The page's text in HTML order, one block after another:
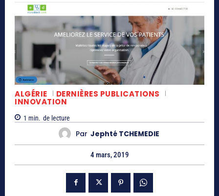
ALGÉRIE DERNIÈRES PUBLICATIONS
INNOVATION
1 min. de lecture
Par Jephté TCHEMEDIE
4 mars, 2019